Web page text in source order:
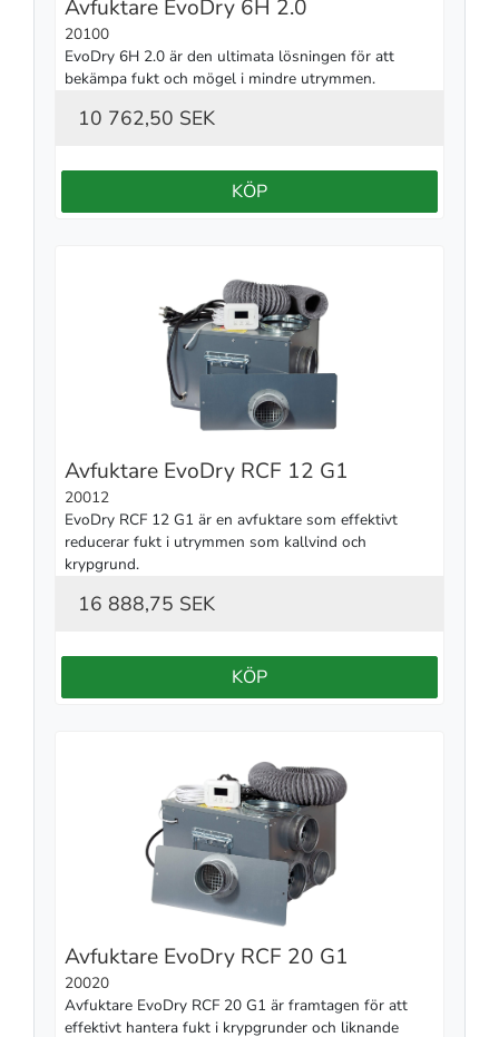
Avfuktare EvoDry 6H 2.0
20100
EvoDry 6H 2.0 är den ultimata lösningen för att
bekämpa fukt och mögel i mindre utrymmen.
10 762,50 SEK
KÖP
Avfuktare EvoDry RCF 12 G1
20012
EvoDry RCF 12 G1 är en avfuktare som effektivt
reducerar fukt i utrymmen som kallvind och
krypgrund.
16 888,75 SEK
KÖP
Avfuktare EvoDry RCF 20 G1
20020
Avfuktare EvoDry RCF 20 G1 är framtagen för att
effektivt hantera fukt i krypgrunder och liknande